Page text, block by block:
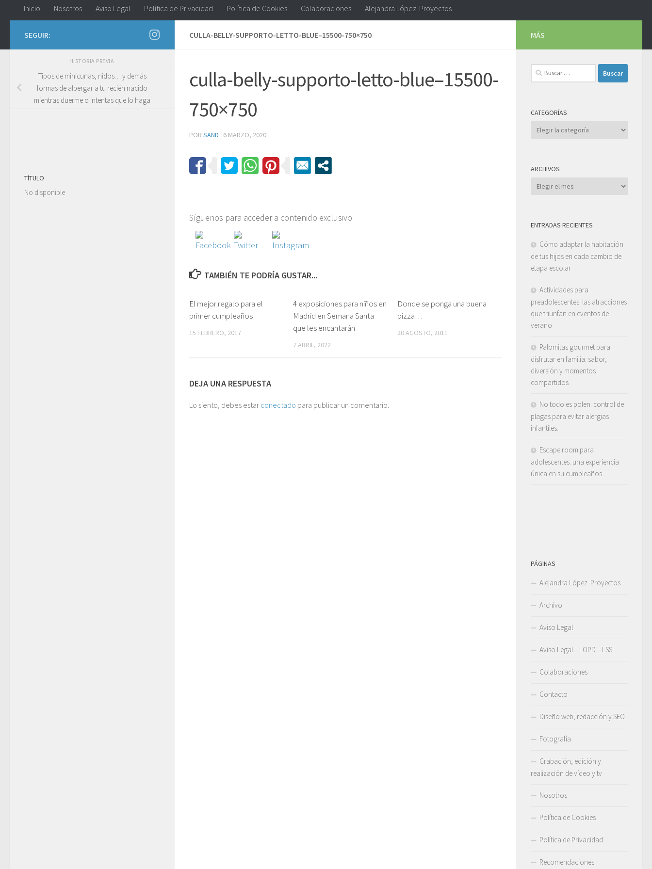
Inicio Nosotros Aviso Legal Política de Privacidad Política de Cookies Colaboraciones Alejandra López. Proyectos
CULLA-BELLY-SUPPORTO-LETTO-BLUE–15500-750×750
culla-belly-supporto-letto-blue–15500-
750×750
POR SAND · 6 MARZO, 2020
Síguenos para acceder a contenido exclusivo
TAMBIÉN TE PODRÍA GUSTAR...
El mejor regalo para el
primer cumpleaños
15 FEBRERO, 2017
4 exposiciones para niños en
Madrid en Semana Santa
que les encantarán
7 ABRIL, 2022
Donde se ponga una buena
pizza…
20 AGOSTO, 2011
DEJA UNA RESPUESTA
Lo siento, debes estar conectado para publicar un comentario.
SEGUIR:
HISTORIA PREVIA
Tipos de minicunas, nidos… y demás
formas de albergar a tu recién nacido
mientras duerme o intentas que lo haga
TÍTULO
No disponible
MÁS
Buscar:
CATEGORÍAS
Categorías
ARCHIVOS
Archivos
ENTRADAS RECIENTES
Cómo adaptar la habitación
de tus hijos en cada cambio de
etapa escolar
Actividades para
preadolescentes: las atracciones
que triunfan en eventos de
verano
Palomitas gourmet para
disfrutar en familia: sabor,
diversión y momentos
compartidos
No todo es polen: control de
plagas para evitar alergias
infantiles.
Escape room para
adolescentes: una experiencia
única en su cumpleaños
PÁGINAS
Alejandra López. Proyectos
Archivo
Aviso Legal
Aviso Legal – LOPD – LSSI
Colaboraciones
Contacto
Diseño web, redacción y SEO
Fotografía
Grabación, edición y
realización de vídeo y tv
Nosotros
Política de Cookies
Política de Privacidad
Recomendaciones